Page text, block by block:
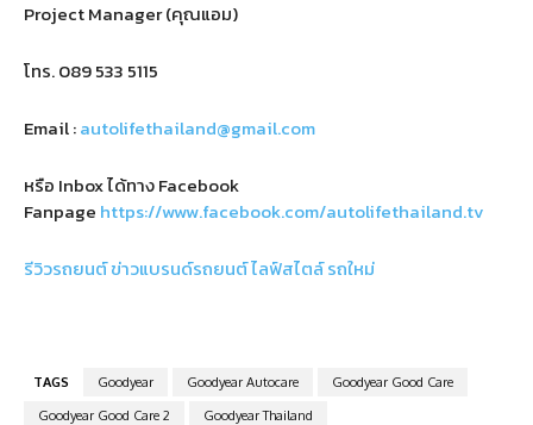
Project Manager (คุณแอม)
โทร.089 533 5115
Email :autolifethailand@gmail.com
หรือ Inbox ได้ทาง Facebook
Fanpage https://www.facebook.com/autolifethailand.tv
รีวิวรถยนต์ข่าวแบรนด์รถยนต์ไลฟ์สไตล์รถใหม่
TAGS Goodyear Goodyear Autocare
Goodyear Good Care
Goodyear Good Care 2
Goodyear Thailand